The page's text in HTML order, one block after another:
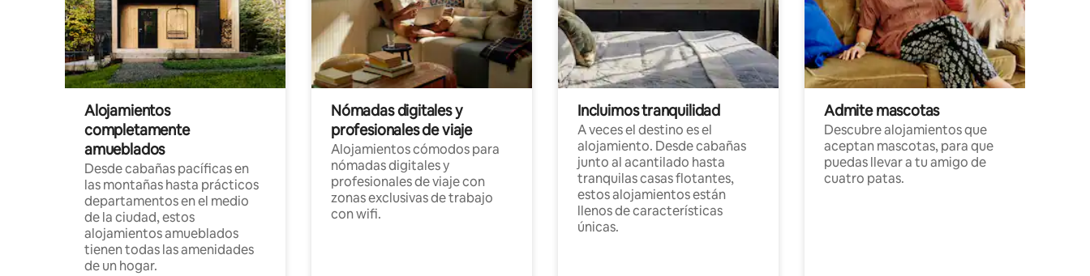
Alojamientos
completamente
amueblados
Desde cabañas pacíficas en
las montañas hasta prácticos
departamentos en el medio
de la ciudad, estos
alojamientos amueblados
tienen todas las amenidades
de un hogar.
Nómadas digitales y
profesionales de viaje
Alojamientos cómodos para
nómadas digitales y
profesionales de viaje con
zonas exclusivas de trabajo
con wifi.
Incluimos tranquilidad
A veces el destino es el
alojamiento. Desde cabañas
junto al acantilado hasta
tranquilas casas flotantes,
estos alojamientos están
llenos de características
únicas.
Admite mascotas
Descubre alojamientos que
aceptan mascotas, para que
puedas llevar a tu amigo de
cuatro patas.